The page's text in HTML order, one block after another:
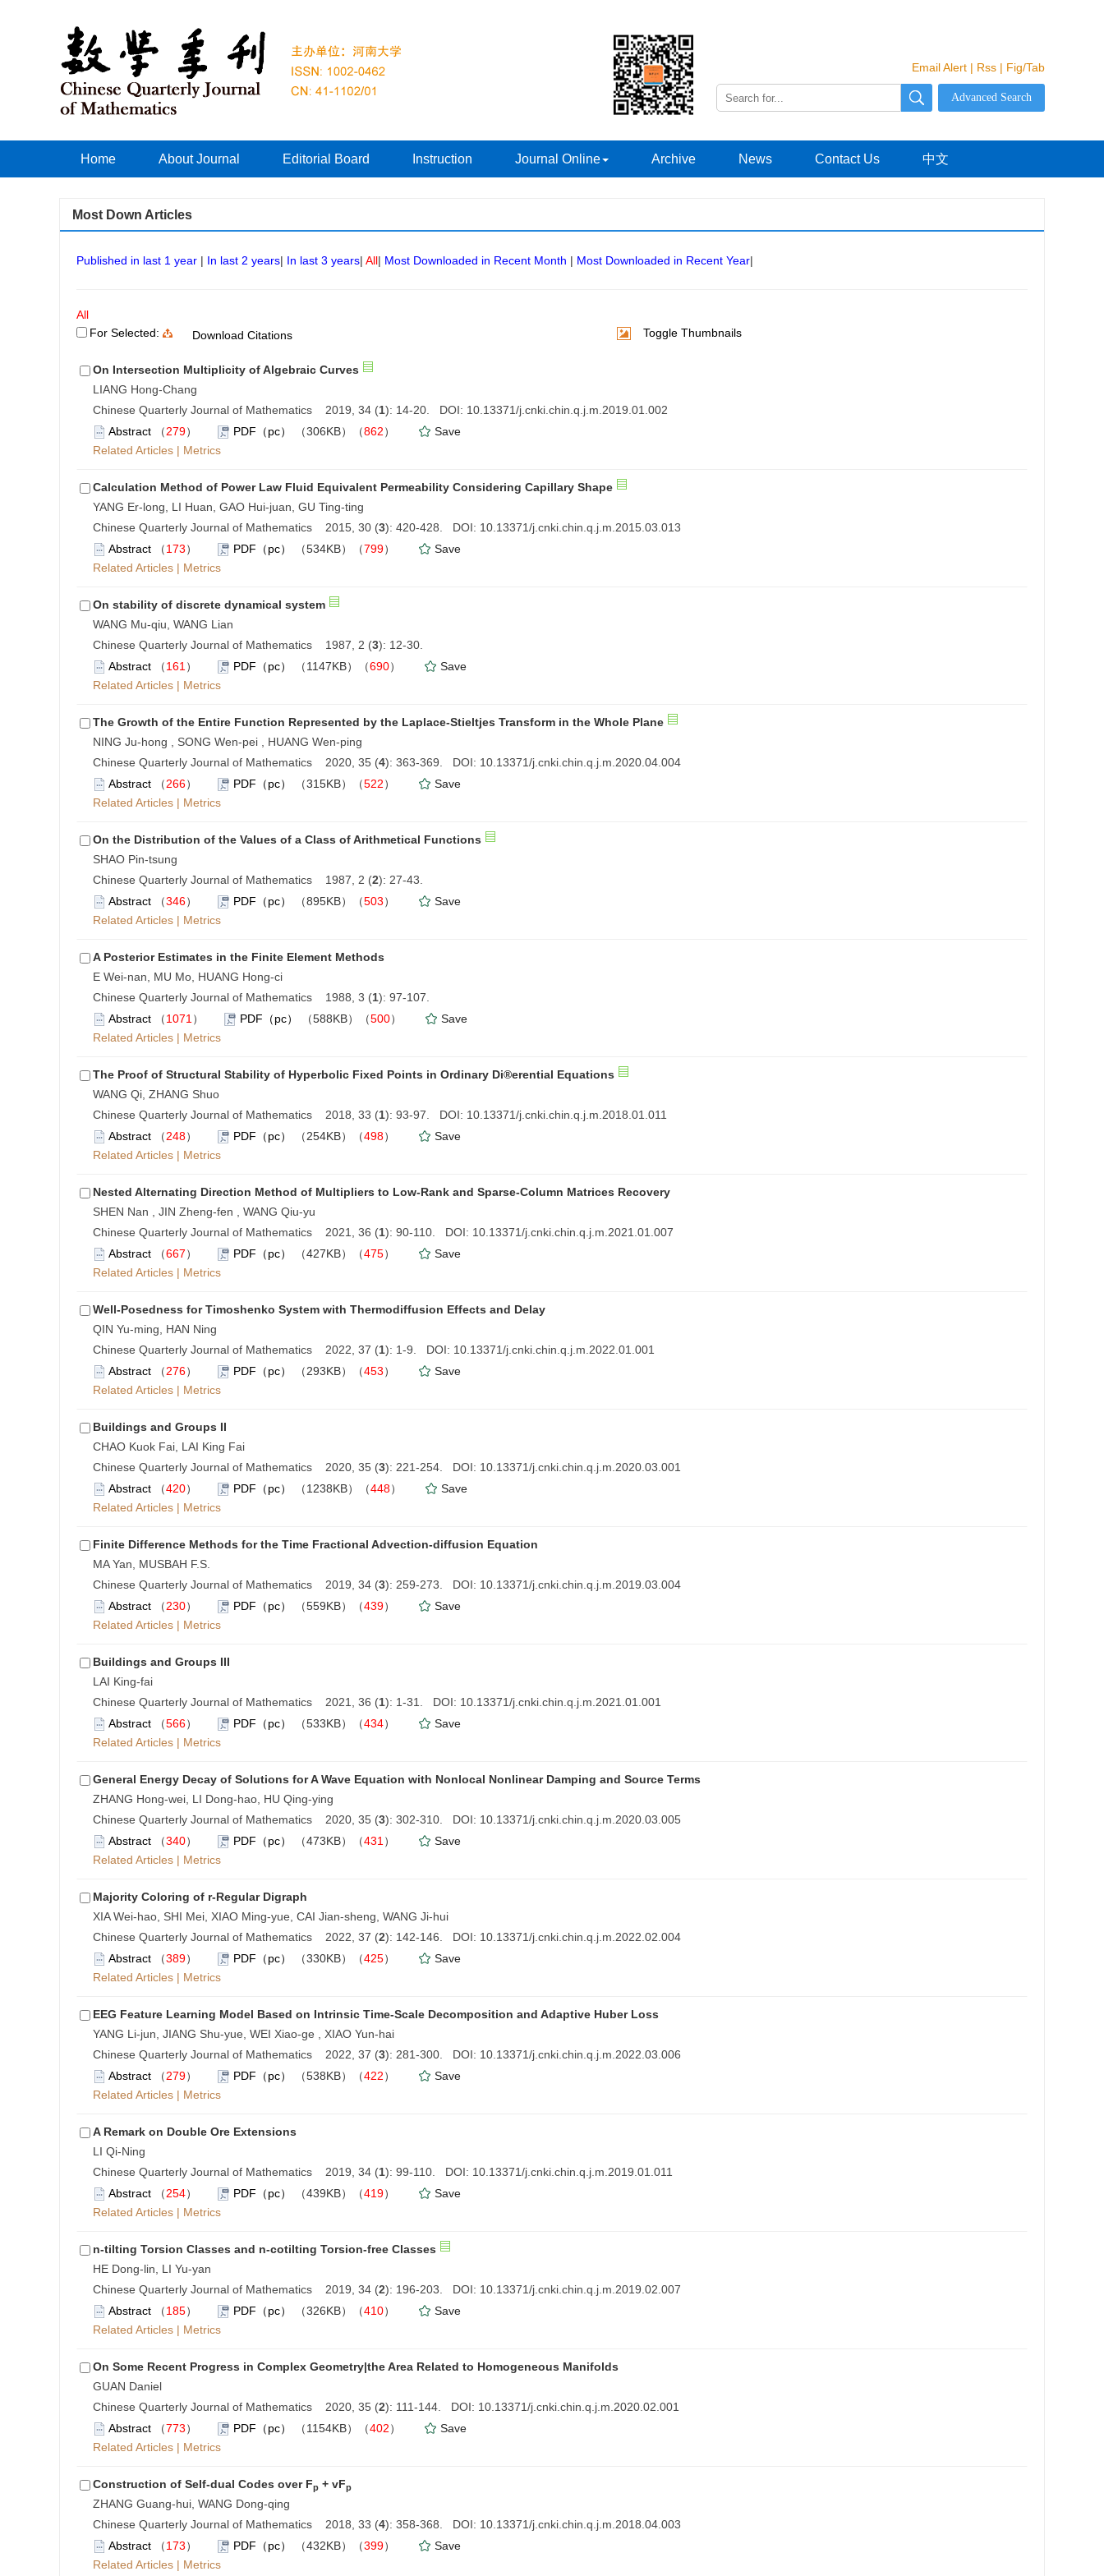
Email Alert | Rss | Fig/Tab
Home About Journal Editorial Board Instruction Journal Online Archive News Contact Us 中文
Most Down Articles
Published in last 1 year | In last 2 years| In last 3 years| All| Most Downloaded in Recent Month | Most Downloaded in Recent Year|
All
For Selected:
Download Citations Toggle Thumbnails
On Intersection Multiplicity of Algebraic Curves
LIANG Hong-Chang
Chinese Quarterly Journal of Mathematics 2019, 34 (1): 14-20. DOI: 10.13371/j.cnki.chin.q.j.m.2019.01.002
Abstract （279） PDF（pc） （306KB）（862）
Save
Related Articles | Metrics
Calculation Method of Power Law Fluid Equivalent Permeability Considering Capillary Shape
YANG Er-long, LI Huan, GAO Hui-juan, GU Ting-ting
Chinese Quarterly Journal of Mathematics 2015, 30 (3): 420-428. DOI: 10.13371/j.cnki.chin.q.j.m.2015.03.013
Abstract （173） PDF（pc） （534KB）（799）
Save
Related Articles | Metrics
On stability of discrete dynamical system
WANG Mu-qiu, WANG Lian
Chinese Quarterly Journal of Mathematics 1987, 2 (3): 12-30.
Abstract （161 ） PDF（pc） （1147KB）（690）
Save
Related Articles | Metrics
The Growth of the Entire Function Represented by the Laplace-Stieltjes Transform in the Whole Plane
NING Ju-hong , SONG Wen-pei , HUANG Wen-ping
Chinese Quarterly Journal of Mathematics 2020, 35 (4): 363-369. DOI: 10.13371/j.cnki.chin.q.j.m.2020.04.004
Abstract （266） PDF（pc） （315KB）（522）
Save
Related Articles | Metrics
On the Distribution of the Values of a Class of Arithmetical Functions
SHAO Pin-tsung
Chinese Quarterly Journal of Mathematics 1987, 2 (2): 27-43.
Abstract （346） PDF（pc） （895KB）（503）
Save
Related Articles | Metrics
A Posterior Estimates in the Finite Element Methods
E Wei-nan, MU Mo, HUANG Hong-ci
Chinese Quarterly Journal of Mathematics 1988, 3 (1): 97-107.
Abstract （1071 ） PDF（pc） （588KB）（500）
Save
Related Articles | Metrics
The Proof of Structural Stability of Hyperbolic Fixed Points in Ordinary Di®erential Equations
WANG Qi, ZHANG Shuo
Chinese Quarterly Journal of Mathematics 2018, 33 (1): 93-97. DOI: 10.13371/j.cnki.chin.q.j.m.2018.01.011
Abstract （248） PDF（pc） （254KB）（498）
Save
Related Articles | Metrics
Nested Alternating Direction Method of Multipliers to Low-Rank and Sparse-Column Matrices Recovery
SHEN Nan , JIN Zheng-fen , WANG Qiu-yu
Chinese Quarterly Journal of Mathematics 2021, 36 (1): 90-110. DOI: 10.13371/j.cnki.chin.q.j.m.2021.01.007
Abstract （667） PDF（pc） （427KB）（475）
Save
Related Articles | Metrics
Well-Posedness for Timoshenko System with Thermodiffusion Effects and Delay
QIN Yu-ming, HAN Ning
Chinese Quarterly Journal of Mathematics 2022, 37 (1): 1-9. DOI: 10.13371/j.cnki.chin.q.j.m.2022.01.001
Abstract （276） PDF（pc） （293KB）（453）
Save
Related Articles | Metrics
Buildings and Groups II
CHAO Kuok Fai, LAI King Fai
Chinese Quarterly Journal of Mathematics 2020, 35 (3): 221-254. DOI: 10.13371/j.cnki.chin.q.j.m.2020.03.001
Abstract （420） PDF（pc） （1238KB）（448）
Save
Related Articles | Metrics
Finite Difference Methods for the Time Fractional Advection-diffusion Equation
MA Yan, MUSBAH F.S.
Chinese Quarterly Journal of Mathematics 2019, 34 (3): 259-273. DOI: 10.13371/j.cnki.chin.q.j.m.2019.03.004
Abstract （230） PDF（pc） （559KB）（439）
Save
Related Articles | Metrics
Buildings and Groups III
LAI King-fai
Chinese Quarterly Journal of Mathematics 2021, 36 (1): 1-31. DOI: 10.13371/j.cnki.chin.q.j.m.2021.01.001
Abstract （566） PDF（pc） （533KB）（434）
Save
Related Articles | Metrics
General Energy Decay of Solutions for A Wave Equation with Nonlocal Nonlinear Damping and Source Terms
ZHANG Hong-wei, LI Dong-hao, HU Qing-ying
Chinese Quarterly Journal of Mathematics 2020, 35 (3): 302-310. DOI: 10.13371/j.cnki.chin.q.j.m.2020.03.005
Abstract （340） PDF（pc） （473KB）（431 ）
Save
Related Articles | Metrics
Majority Coloring of r-Regular Digraph
XIA Wei-hao, SHI Mei, XIAO Ming-yue, CAI Jian-sheng, WANG Ji-hui
Chinese Quarterly Journal of Mathematics 2022, 37 (2): 142-146. DOI: 10.13371/j.cnki.chin.q.j.m.2022.02.004
Abstract （389） PDF（pc） （330KB）（425）
Save
Related Articles | Metrics
EEG Feature Learning Model Based on Intrinsic Time-Scale Decomposition and Adaptive Huber Loss
YANG Li-jun, JIANG Shu-yue, WEI Xiao-ge , XIAO Yun-hai
Chinese Quarterly Journal of Mathematics 2022, 37 (3): 281-300. DOI: 10.13371/j.cnki.chin.q.j.m.2022.03.006
Abstract （279） PDF（pc） （538KB）（422）
Save
Related Articles | Metrics
A Remark on Double Ore Extensions
LI Qi-Ning
Chinese Quarterly Journal of Mathematics 2019, 34 (1): 99-110. DOI: 10.13371/j.cnki.chin.q.j.m.2019.01.011
Abstract （254） PDF（pc） （439KB）（419）
Save
Related Articles | Metrics
n-tilting Torsion Classes and n-cotilting Torsion-free Classes
HE Dong-lin, LI Yu-yan
Chinese Quarterly Journal of Mathematics 2019, 34 (2): 196-203. DOI: 10.13371/j.cnki.chin.q.j.m.2019.02.007
Abstract （185） PDF（pc） （326KB）（410）
Save
Related Articles | Metrics
On Some Recent Progress in Complex Geometry|the Area Related to Homogeneous Manifolds
GUAN Daniel
Chinese Quarterly Journal of Mathematics 2020, 35 (2): 111-144. DOI: 10.13371/j.cnki.chin.q.j.m.2020.02.001
Abstract （773） PDF（pc） （1154KB）（402）
Save
Related Articles | Metrics
Construction of Self-dual Codes over Fp + vFp
ZHANG Guang-hui, WANG Dong-qing
Chinese Quarterly Journal of Mathematics 2018, 33 (4): 358-368. DOI: 10.13371/j.cnki.chin.q.j.m.2018.04.003
Abstract （173） PDF（pc） （432KB）（399）
Save
Related Articles | Metrics